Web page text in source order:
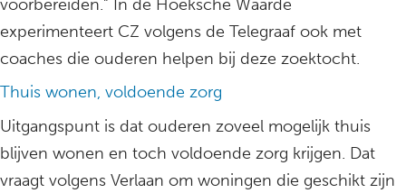
voorbereiden.” In de Hoeksche Waarde
experimenteert CZ volgens de Telegraaf ook met
coaches die ouderen helpen bij deze zoektocht.
Thuis wonen, voldoende zorg
Uitgangspunt is dat ouderen zoveel mogelijk thuis
blijven wonen en toch voldoende zorg krijgen. Dat
vraagt volgens Verlaan om woningen die geschikt zijn